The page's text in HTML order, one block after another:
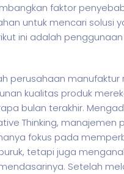
faktor
untuk mencari solusi
ini adalah
perusahaan
kualitas produk
bulan terakhir.
Thinking, manajemen
fokus pada
tetapi juga
Setelah